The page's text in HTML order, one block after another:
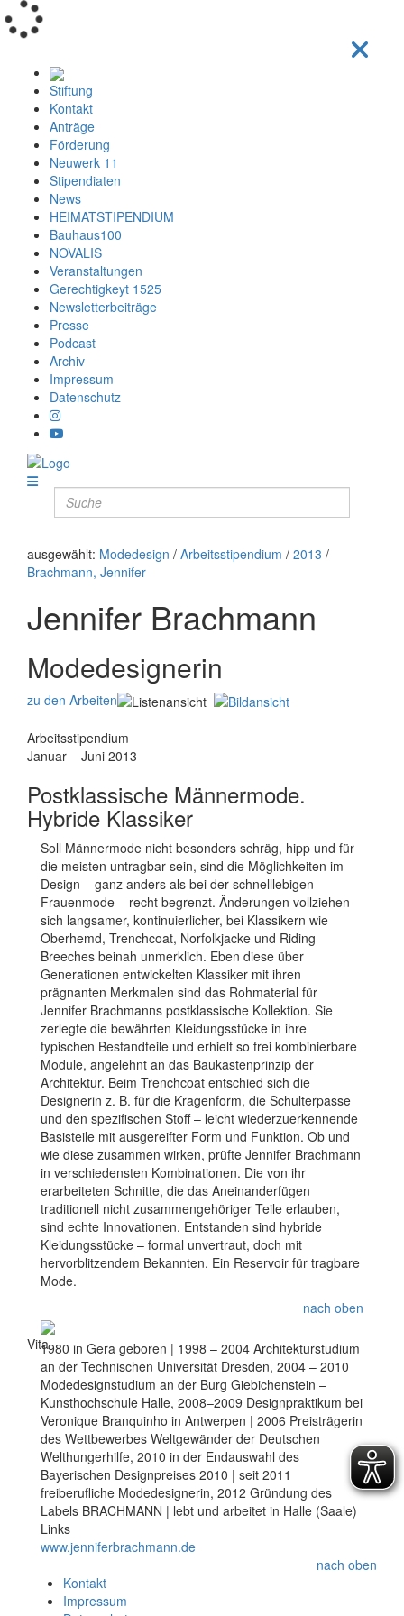
Stiftung
Kontakt
Anträge
Förderung
Neuwerk 11
Stipendiaten
News
HEIMATSTIPENDIUM
Bauhaus100
NOVALIS
Veranstaltungen
Gerechtigkeyt 1525
Newsletterbeiträge
Presse
Podcast
Archiv
Impressum
Datenschutz
ausgewählt: Modedesign / Arbeitsstipendium / 2013 /
Brachmann, Jennifer
Jennifer Brachmann
Modedesignerin
zu den Arbeiten
Arbeitsstipendium
Januar – Juni 2013
Postklassische Männermode.
Hybride Klassiker
Soll Männermode nicht besonders schräg, hipp und für
die meisten untragbar sein, sind die Möglichkeiten im
Design – ganz anders als bei der schnelllebigen
Frauenmode – recht begrenzt. Änderungen vollziehen
sich langsamer, kontinuierlicher, bei Klassikern wie
Oberhemd, Trenchcoat, Norfolkjacke und Riding
Breeches beinah unmerklich. Eben diese über
Generationen entwickelten Klassiker mit ihren
prägnanten Merkmalen sind das Rohmaterial für
Jennifer Brachmanns postklassische Kollektion. Sie
zerlegte die bewährten Kleidungsstücke in ihre
typischen Bestandteile und erhielt so frei kombinierbare
Module, angelehnt an das Baukastenprinzip der
Architektur. Beim Trenchcoat entschied sich die
Designerin z. B. für die Kragenform, die Schulterpasse
und den spezifischen Stoff – leicht wiederzuerkennende
Basisteile mit ausgereifter Form und Funktion. Ob und
wie diese zusammen wirken, prüfte Jennifer Brachmann
in verschiedensten Kombinationen. Die von ihr
erarbeiteten Schnitte, die das Aneinanderfügen
traditionell nicht zusammengehöriger Teile erlauben,
sind echte Innovationen. Entstanden sind hybride
Kleidungsstücke – formal unvertraut, doch mit
hervorblitzendem Bekannten. Ein Reservoir für tragbare
Mode.
nach oben
Vita1980 in Gera geboren | 1998 – 2004 Architekturstudium
an der Technischen Universität Dresden, 2004 – 2010
Modedesignstudium an der Burg Giebichenstein –
Kunsthochschule Halle, 2008–2009 Designpraktikum bei
Veronique Branquinho in Antwerpen | 2006 Preisträgerin
des Wettbewerbes Weltgewänder der Deutschen
Welthungerhilfe, 2010 in der Endauswahl des
Bayerischen Designpreises 2010 | seit 2011
freiberufliche Modedesignerin, 2012 Gründung des
Labels BRACHMANN | lebt und arbeitet in Halle (Saale)
Links
www.jenniferbrachmann.de
nach oben
Kontakt
Impressum